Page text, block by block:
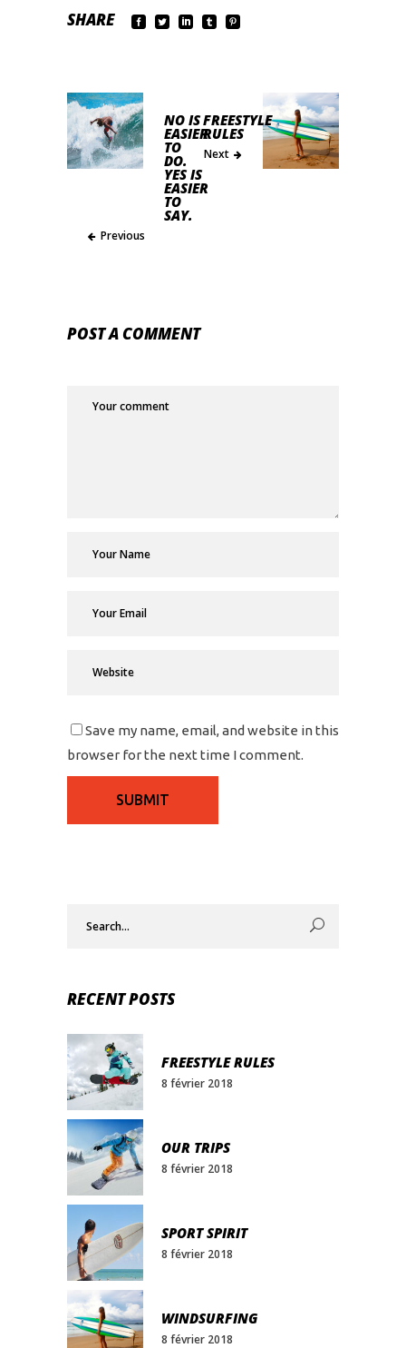
SHARE
NO IS
EASIER
TO
DO.
YES IS
EASIER
TO
SAY.
Previous
FREESTYLE
RULES
Next
POST A COMMENT
Save my name, email, and website in this
browser for the next time I comment.
RECENT POSTS
FREESTYLE RULES
8 février 2018
OUR TRIPS
8 février 2018
SPORT SPIRIT
8 février 2018
WINDSURFING
8 février 2018